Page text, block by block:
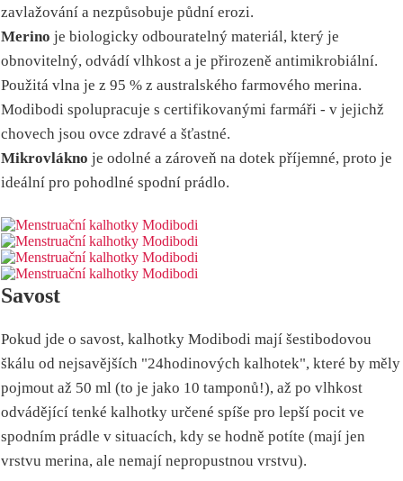
zavlažování a nezpůsobuje půdní erozi.
Merino je biologicky odbouratelný materiál, který je
obnovitelný, odvádí vlhkost a je přirozeně antimikrobiální.
Použitá vlna je z 95 % z australského farmového merina.
Modibodi spolupracuje s certifikovanými farmáři - v jejichž
chovech jsou ovce zdravé a šťastné.
Mikrovlákno je odolné a zároveň na dotek příjemné, proto je
ideální pro pohodlné spodní prádlo.
Savost
Pokud jde o savost, kalhotky Modibodi mají šestibodovou
škálu od nejsavějších "24hodinových kalhotek", které by měly
pojmout až 50 ml (to je jako 10 tamponů!), až po vlhkost
odvádějící tenké kalhotky určené spíše pro lepší pocit ve
spodním prádle v situacích, kdy se hodně potíte (mají jen
vrstvu merina, ale nemají nepropustnou vrstvu).